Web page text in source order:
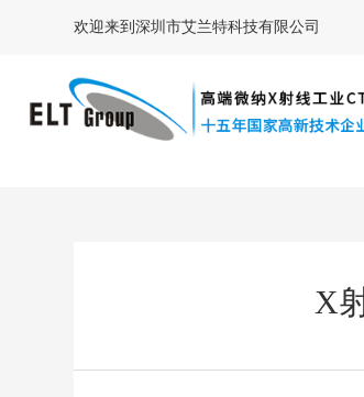
欢迎来到深圳市艾兰特科技有限公司
X